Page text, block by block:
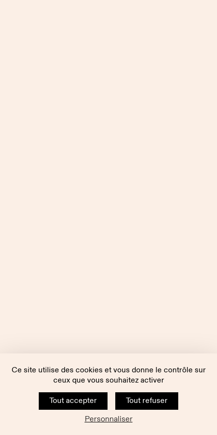
Ce site utilise des cookies et vous donne le contrôle sur
ceux que vous souhaitez activer
Tout accepter
Tout refuser
Personnaliser